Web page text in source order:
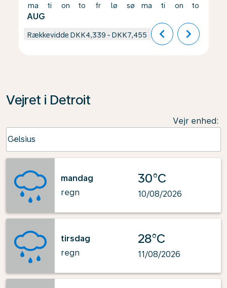
ma
AUG
ti on to fr lø sø ma ti on to
Rækkevidde DKK4,339 - DKK7,455 chevron_left chevron_right
Vejret i Detroit
Vejr enhed:
Celsius
keyboard_arrow_down
mandag
regn
30°C
10/08/2026
tirsdag
regn
28°C
11/08/2026